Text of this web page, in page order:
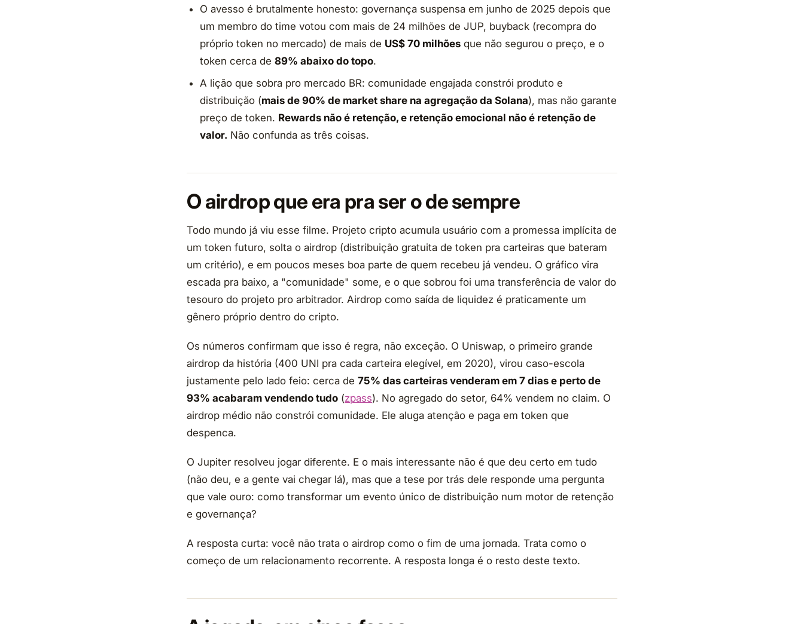
O avesso é brutalmente honesto: governança suspensa em junho de 2025 depois que
um membro do time votou com mais de 24 milhões de JUP, buyback (recompra do
próprio token no mercado) de mais de US$ 70 milhões que não segurou o preço, e o
token cerca de89% abaixo do topo.
A lição que sobra pro mercado BR: comunidade engajada constrói produto e
distribuição (mais de 90% de market share na agregação da Solana), mas não garante
preço de token. Rewards não é retenção, e retenção emocional não é retenção de
valor. Não confunda as três coisas.
O airdrop que era pra ser o de sempre
Todo mundo já viu esse filme. Projeto cripto acumula usuário com a promessa implícita de
um token futuro, solta o airdrop (distribuição gratuita de token pra carteiras que bateram
um critério), e em poucos meses boa parte de quem recebeu já vendeu. O gráfico vira
escada pra baixo, a "comunidade" some, e o que sobrou foi uma transferência de valor do
tesouro do projeto pro arbitrador. Airdrop como saída de liquidez é praticamente um
gênero próprio dentro do cripto.
Os números confirmam que isso é regra, não exceção. O Uniswap, o primeiro grande
airdrop da história (400 UNI pra cada carteira elegível, em 2020), virou caso-escola
justamente pelo lado feio: cerca de 75% das carteiras venderam em 7 dias e perto de
93% acabaram vendendo tudo (zpass). No agregado do setor, 64% vendem no claim. O
airdrop médio não constrói comunidade. Ele aluga atenção e paga em token que
despenca.
O Jupiter resolveu jogar diferente. E o mais interessante não é que deu certo em tudo
(não deu, e a gente vai chegar lá), mas que a tese por trás dele responde uma pergunta
que vale ouro: como transformar um evento único de distribuição num motor de retenção
e governança?
A resposta curta: você não trata o airdrop como o fim de uma jornada. Trata como o
começo de um relacionamento recorrente. A resposta longa é o resto deste texto.